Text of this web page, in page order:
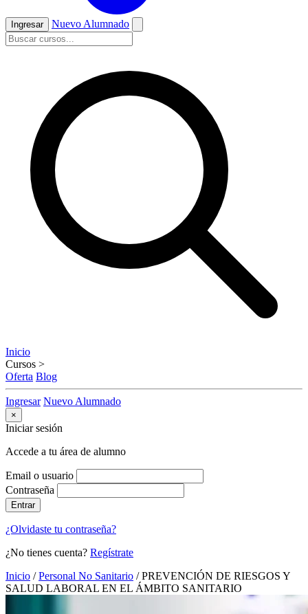
Ingresar Nuevo Alumnado
Inicio
Cursos >
Oferta Blog
Ingresar Nuevo Alumnado
×
Iniciar sesión
Accede a tu área de alumno
Email o usuario
Contraseña
Entrar
¿Olvidaste tu contraseña?
¿No tienes cuenta? Regístrate
Inicio / Personal No Sanitario /PREVENCIÓN DE RIESGOS Y
SALUD LABORAL EN EL ÁMBITO SANITARIO